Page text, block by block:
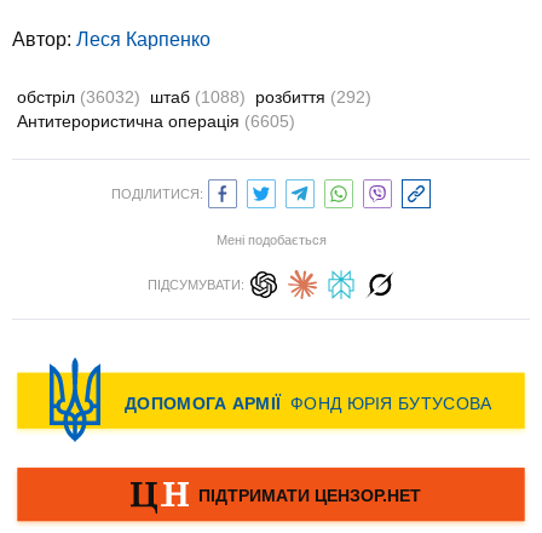
Автор: Леся Карпенко
обстріл (36032) штаб (1088) розбиття (292)
Антитерористична операція (6605)
ПОДІЛИТИСЯ:
Мені подобається
ПІДСУМУВАТИ: